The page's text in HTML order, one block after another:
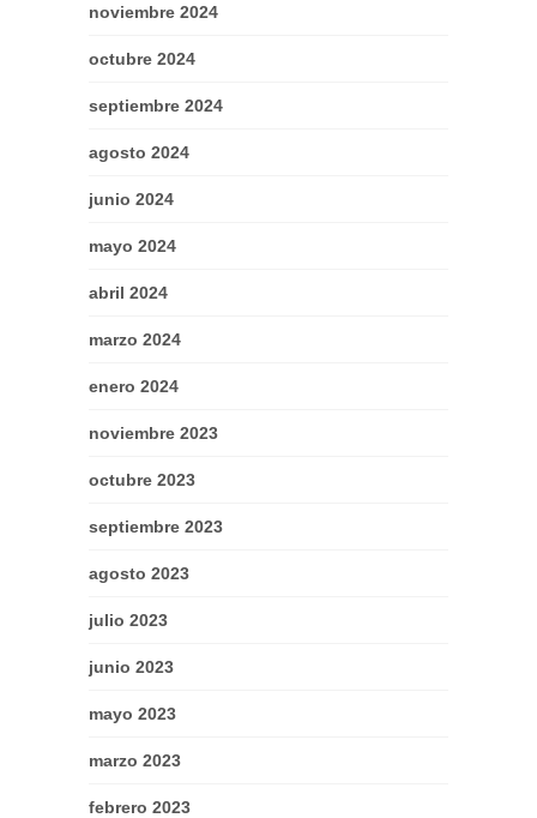
noviembre 2024
octubre 2024
septiembre 2024
agosto 2024
junio 2024
mayo 2024
abril 2024
marzo 2024
enero 2024
noviembre 2023
octubre 2023
septiembre 2023
agosto 2023
julio 2023
junio 2023
mayo 2023
marzo 2023
febrero 2023